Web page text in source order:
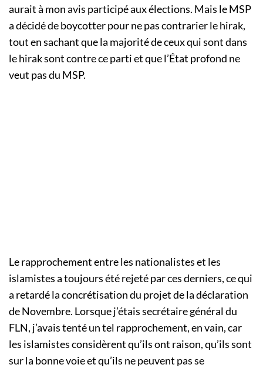
aurait à mon avis participé aux élections. Mais le MSP
a décidé de boycotter pour ne pas contrarier le hirak,
tout en sachant que la majorité de ceux qui sont dans
le hirak sont contre ce parti et que l’État profond ne
veut pas du MSP.
Le rapprochement entre les nationalistes et les
islamistes a toujours été rejeté par ces derniers, ce qui
a retardé la concrétisation du projet de la déclaration
de Novembre. Lorsque j’étais secrétaire général du
FLN, j’avais tenté un tel rapprochement, en vain, car
les islamistes considèrent qu’ils ont raison, qu’ils sont
sur la bonne voie et qu’ils ne peuvent pas se